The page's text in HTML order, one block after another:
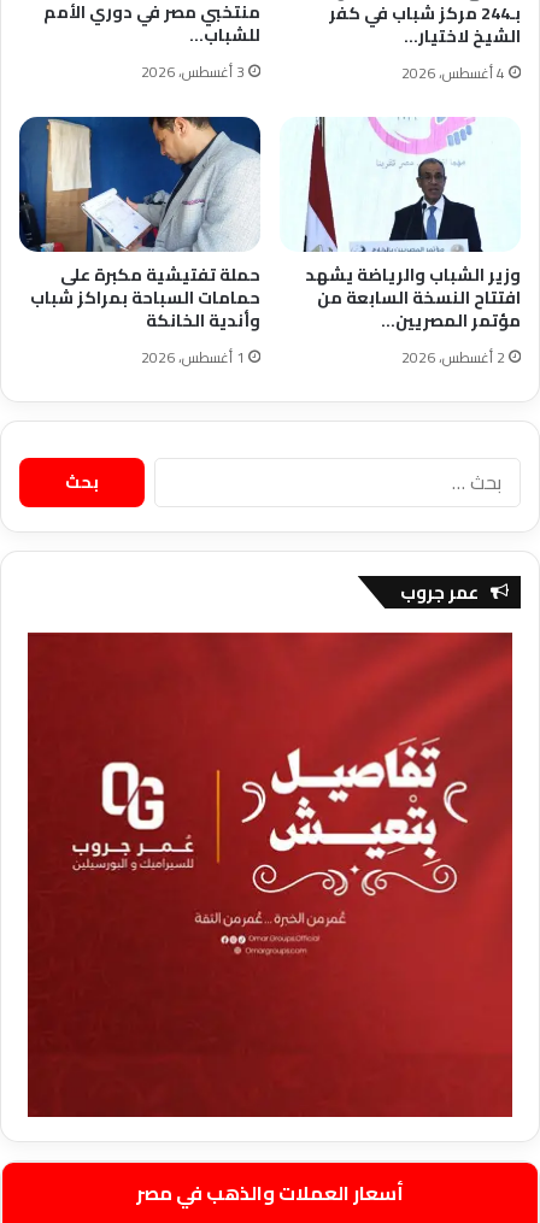
بـ244 مركز شباب في كفر
الشيخ لاختيار…
4 أغسطس، 2026
منتخبي مصر في دوري الأمم
للشباب…
3 أغسطس، 2026
وزير الشباب والرياضة يشهد
افتتاح النسخة السابعة من
مؤتمر المصريين…
2 أغسطس، 2026
حملة تفتيشية مكبرة على
حمامات السباحة بمراكز شباب
وأندية الخانكة
1 أغسطس، 2026
البحث
عن:
عمر جروب
أسعار العملات والذهب في مصر